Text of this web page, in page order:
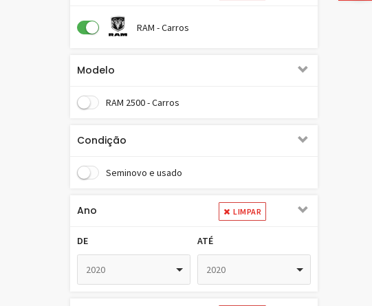
RAM - Carros
Modelo
RAM 2500 - Carros
Condição
Seminovo e usado
Ano LIMPAR
DE
2020
ATÉ
2020